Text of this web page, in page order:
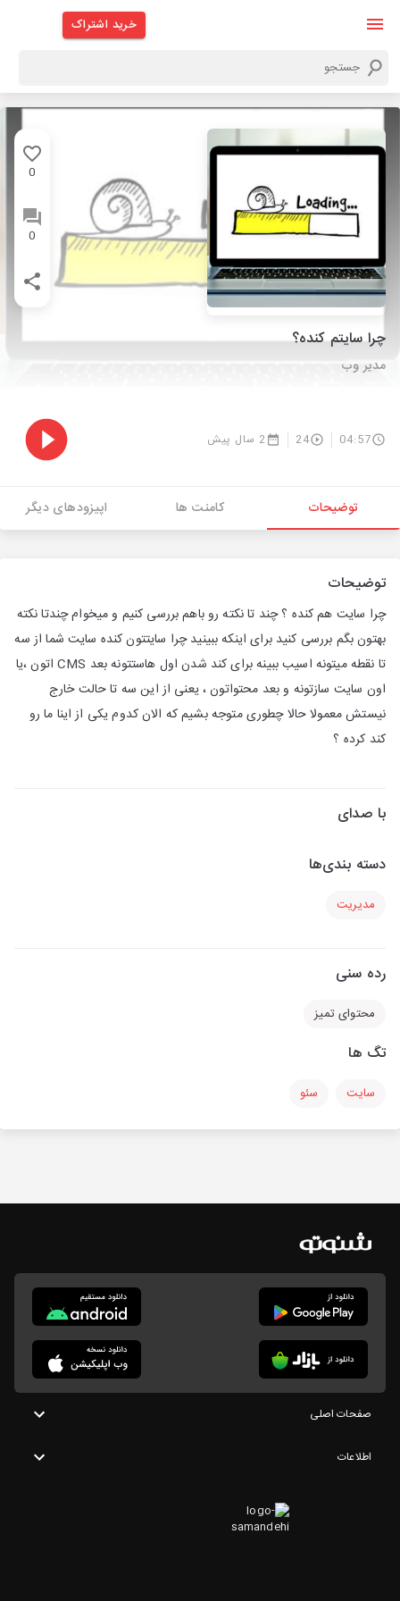
خرید اشتراک
0
0
چرا سایتم کنده؟
مدیر وب
04:57
24 2 سال پیش
توضیحات کامنت ها اپیزودهای دیگر
توضیحات
چرا سایت هم کنده ؟ چند تا نکته رو باهم بررسی کنیم و میخوام چندتا نکته
بهتون بگم بررسی کنید برای اینکه ببینید چرا سایتتون کنده سایت شما از سه
تا نقطه میتونه اسیب ببینه برای کند شدن اول هاستتونه بعد CMS اتون ،یا
اون سایت سازتونه و بعد محتواتون ، یعنی از این سه تا حالت خارج
نیستش معمولا حالا چطوری متوجه بشیم که الان کدوم یکی از اینا ما رو
کند کرده ؟
با صدای
دسته بندی‌ها
مدیریت
رده سنی
محتوای تمیز
تگ ها
سایت سئو
صفحات اصلی
اطلاعات